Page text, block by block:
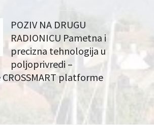
POZIV NA DRUGU
RADIONICU Pametna i
precizna tehnologija u
poljoprivredi –
platforme